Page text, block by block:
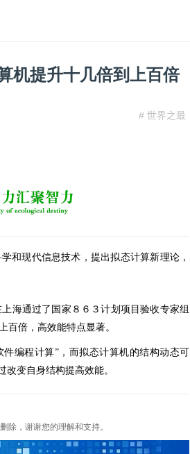
机提升十几倍到上百倍
# 世界之最
现代信息技术，提出拟态计算新理论，
通过了国家８６３计划项目验收专家组
百倍，高效能特点显著。
编程计算”，而拟态计算机的结构动态可
变自身结构提高效能。
除，谢谢您的理解和支持。